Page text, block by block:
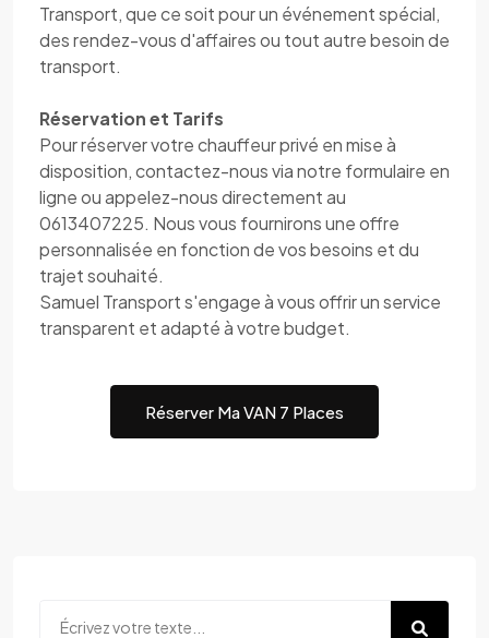
Transport, que ce soit pour un événement spécial,
des rendez-vous d'affaires ou tout autre besoin de
transport.
Réservation et Tarifs
Pour réserver votre chauffeur privé en mise à
disposition, contactez-nous via notre formulaire en
ligne ou appelez-nous directement au
0613407225. Nous vous fournirons une offre
personnalisée en fonction de vos besoins et du
trajet souhaité.
Samuel Transport s'engage à vous offrir un service
transparent et adapté à votre budget.
Réserver Ma VAN 7 Places